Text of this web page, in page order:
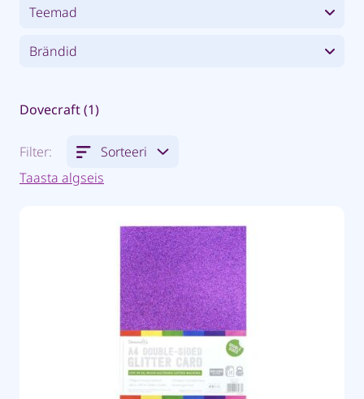
Teemad
Brändid
Dovecraft (1)
Filter:
Sorteeri
Taasta algseis